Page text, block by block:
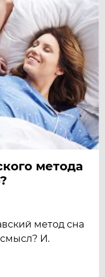
метода
метод сна
И.